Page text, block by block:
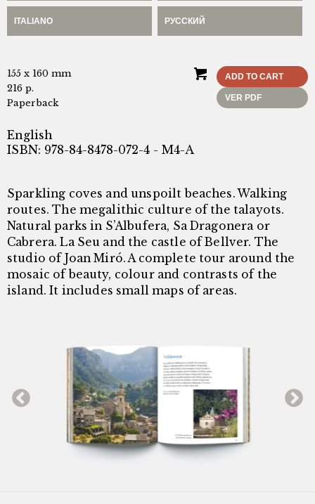
ITALIANO РУССКИЙ
155 x 160 mm
216 p.
Paperback
ADD TO CART
VER PDF
English
ISBN: 978-84-8478-072-4 - M4-A
Sparkling coves and unspoilt beaches. Walking
routes. The megalithic culture of the talayots.
Natural parks in S’Albufera, Sa Dragonera or
Cabrera. La Seu and the castle of Bellver. The
studio of Joan Miró. A complete tour around the
mosaic of beauty, colour and contrasts of the
island. It includes small maps of areas.